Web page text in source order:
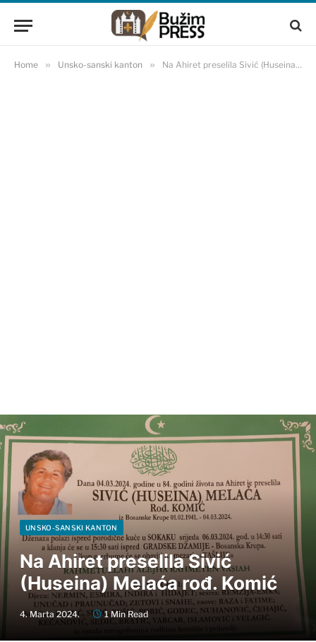
Home » Unsko-sanski kanton » Na Ahiret preselila Sivić (Huseina) Melaća rođ. Komić
UNSKO-SANSKI KANTON
Na Ahiret preselila Sivić
(Huseina) Melaća rođ. Komić
4. Marta 2024. 1 Min Read